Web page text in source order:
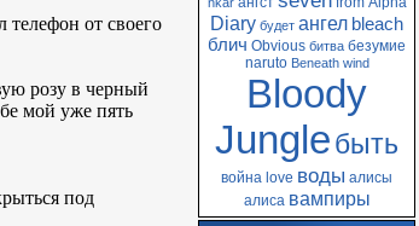
от своего
розу в черный
мой уже пять
под
Diary будет ангел bleach
блич Obvious битва безумие
naruto Beneath wind
Bloody
Jungleбыть
война love воды алисы
алиса вампиры